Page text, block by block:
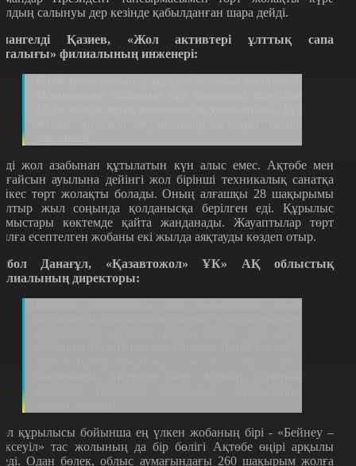
салынуы дер кезінде қабылданған шара дейді.
Қазиев, «Жол активтері ұлттық сапа
филиалының инженері:
жол азабынан құтылатын күн алыс емес. Ақтөбе мен
ауылына дейінгі жол бірінші техникалық санатқа
төрт жолақты болады. Оның алғашқы 28 шақырымы
жыл соңында қолданысқа берілген еді. Құрылыс
көктемде қайта жанданады. Жауаптылар төрт
есептелген жобаны екі жылда аяқтауды көздеп отыр.
Данағұл, «Қазавтожол» ҰК» АҚ облыстық
директоры:
құрылысы бойынша ең үлкен жобаның бірі - «Бейнеу –
тас жолының да бір бөлігі Ақтөбе өңірі арқылы
Одан бөлек, облыс аумағындағы 260 шақырым жолға